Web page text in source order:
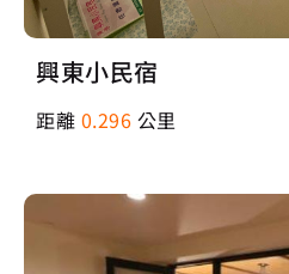
興東小民宿
距離 0.296 公里